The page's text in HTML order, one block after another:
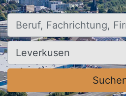
Beruf, Fachrichtung, Firma
Ort, Stadt